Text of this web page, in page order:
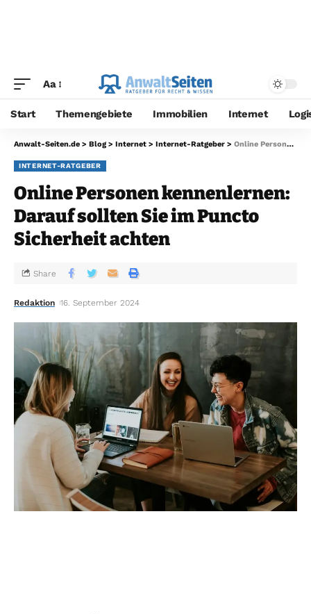
Aa
Start Themengebiete Immobilien Internet
Anwalt-Seiten.de > Blog > Internet > Internet-Ratgeber > Online Personen kennenlernen: Darauf sollten Sie im Puncto Sicherheit achten
INTERNET-RATGEBER
Online Personen kennenlernen:
Darauf sollten Sie im Puncto
Sicherheit achten
Redaktion 16. September 2024
Share